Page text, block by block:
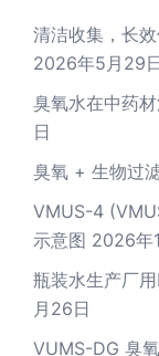
清洁收集，长
2026年5月29日
臭氧水在中药
日
臭氧 + 生物过
VMUS-4
示意图 2026年
瓶装水生产厂
月26日
VUMS-DG 臭